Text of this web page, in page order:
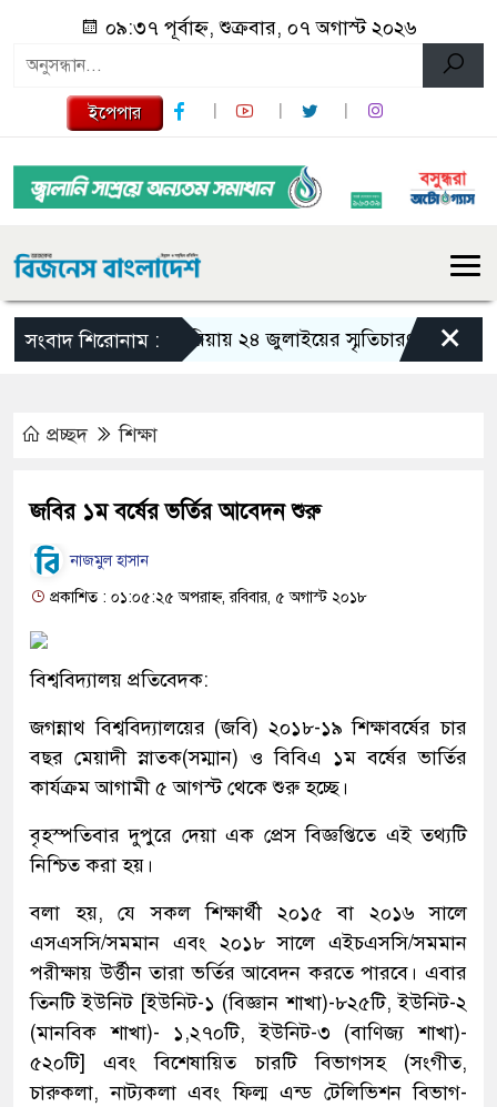
০৯:৩৭ পূর্বাহ্ন, শুক্রবার, ০৭ অগাস্ট ২০২৬
ইপেপার
সংবাদ শিরোনাম :গজারিয়ায় ২৪ জুলাইয়ের স্মৃতিচারণ: গুমের ভয়াবহ
×
প্রচ্ছদ শিক্ষা
জবির ১ম বর্ষের ভর্তির আবেদন শুরু
নাজমুল হাসান
প্রকাশিত : ০১:০৫:২৫ অপরাহ্ন, রবিবার, ৫ অগাস্ট ২০১৮
বিশ্ববিদ্যালয় প্রতিবেদক:
জগন্নাথ বিশ্ববিদ্যালয়ের (জবি) ২০১৮-১৯ শিক্ষাবর্ষের চার
বছর মেয়াদী স্নাতক(সম্মান) ও বিবিএ ১ম বর্ষের ভার্তির
কার্যক্রম আগামী ৫ আগস্ট থেকে শুরু হচ্ছে।
বৃহস্পতিবার দুপুরে দেয়া এক প্রেস বিজ্ঞপ্তিতে এই তথ্যটি
নিশ্চিত করা হয়।
বলা হয়, যে সকল শিক্ষার্থী ২০১৫ বা ২০১৬ সালে
এসএসসি/সমমান এবং ২০১৮ সালে এইচএসসি/সমমান
পরীক্ষায় উর্ত্তীন তারা ভর্তির আবেদন করতে পারবে। এবার
তিনটি ইউনিট [ইউনিট-১ (বিজ্ঞান শাখা)-৮২৫টি, ইউনিট-২
(মানবিক শাখা)- ১,২৭০টি, ইউনিট-৩ (বাণিজ্য শাখা)-
৫২০টি] এবং বিশেষায়িত চারটি বিভাগসহ (সংগীত,
চারুকলা, নাট্যকলা এবং ফিল্ম এন্ড টেলিভিশন বিভাগ-